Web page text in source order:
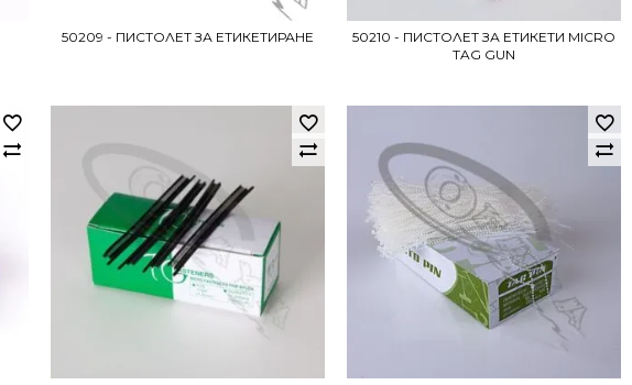
50209 - ПИСТОЛЕТ ЗА ЕТИКЕТИРАНЕ
50210 - ПИСТОЛЕТ ЗА ЕТИКЕТИ MICRO
TAG GUN